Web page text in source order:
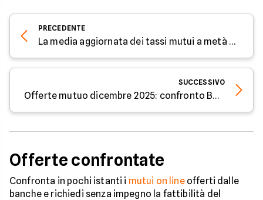
PRECEDENTE
La media aggiornata dei tassi mutui a metà dicembre 2025
SUCCESSIVO
Offerte mutuo dicembre 2025: confronto BNL e Monte dei Paschi di Siena
Offerte confrontate
Confronta in pochi istanti i mutui on lineofferti dalle
banche e richiedi senza impegno la fattibilità del